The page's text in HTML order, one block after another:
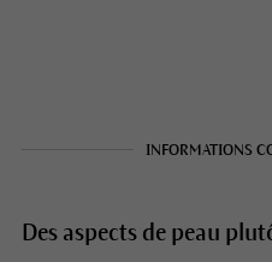
INFORMATIONS
Des aspects de peau